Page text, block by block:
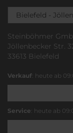
Steinböhmer
Jöllenbecker Str.
33613 Bielefeld
Verkauf: heute ab
Service: heute ab